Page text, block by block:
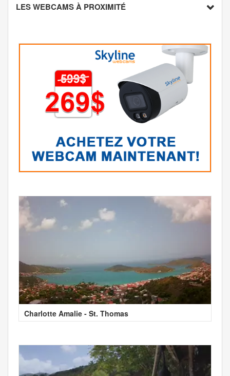
LES WEBCAMS À PROXIMITÉ
Charlotte Amalie - St. Thomas